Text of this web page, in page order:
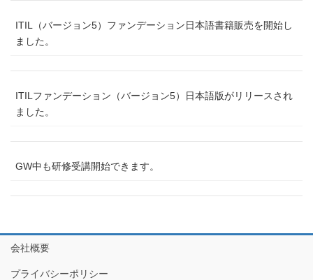
ITIL（バージョン5）ファンデーション日本語書籍販売を開始し
ました。
ITILファンデーション（バージョン5）日本語版がリリースされ
ました。
GW中も研修受講開始できます。
会社概要
プライバシーポリシー